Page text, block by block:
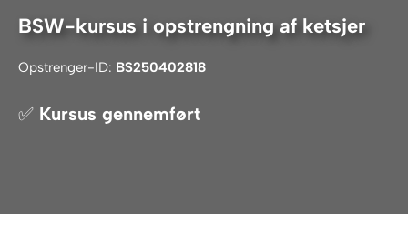
BSW-kursus i opstrengning af ketsjer
Opstrenger-ID: BS250402818
✅ Kursus gennemført